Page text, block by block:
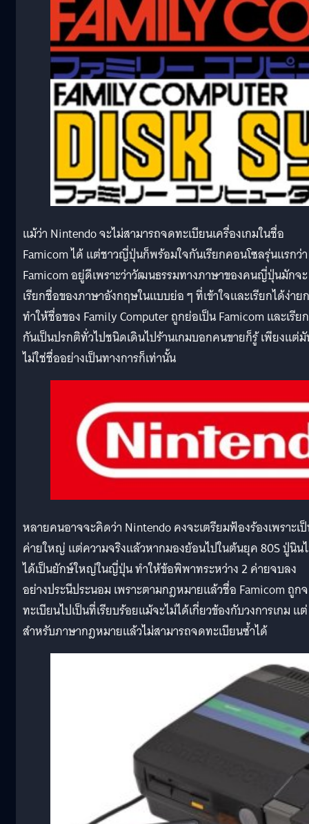
แม้ว่า Nintendo จะไม่สามารถจดทะเบียนเครื่องเกมในชื่อ
Famicom ได้ แต่ชาวญี่ปุ่นก็พร้อมใจกันเรียกคอนโซลรุ่นแรกว่า
Famicom อยู่ดีเพราะว่าวัฒนธรรมทางภาษาของคนญี่ปุ่นมักจะ
เรียกชื่อของภาษาอังกฤษในแบบย่อ ๆ ที่เข้าใจและเรียกได้ง่าย
ทำให้ชื่อของ Family Computer ถูกย่อเป็น Famicom และเรียก
กันเป็นปรกติทั่วไปชนิดเดินไปร้านเกมบอกคนขายก็รู้ เพียงแต่
ไม่ใช่ชื่ออย่างเป็นทางการก็เท่านั้น
หลายคนอาจจะคิดว่า Nintendo คงจะเตรียมฟ้องร้องเพราะเ
ค่ายใหญ่ แต่ความจริงแล้วหากมองย้อนไปในต้นยุค 80S ปู่นิน
ได้เป็นยักษ์ใหญ่ในญี่ปุ่น ทำให้ข้อพิพาทระหว่าง 2 ค่ายจบลง
อย่างประนีประนอม เพราะตามกฎหมายแล้วชื่อ Famicom ถูก
ทะเบียนไปเป็นที่เรียบร้อยแม้จะไม่ได้เกี่ยวข้องกับวงการเกม แต่
สำหรับภาษากฎหมายแล้วไม่สามารถจดทะเบียนซ้ำได้